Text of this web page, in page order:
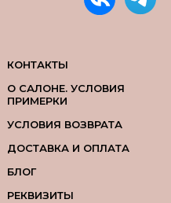
КОНТАКТЫ
О САЛОНЕ. УСЛОВИЯ
ПРИМЕРКИ
УСЛОВИЯ ВОЗВРАТА
ДОСТАВКА И ОПЛАТА
БЛОГ
РЕКВИЗИТЫ